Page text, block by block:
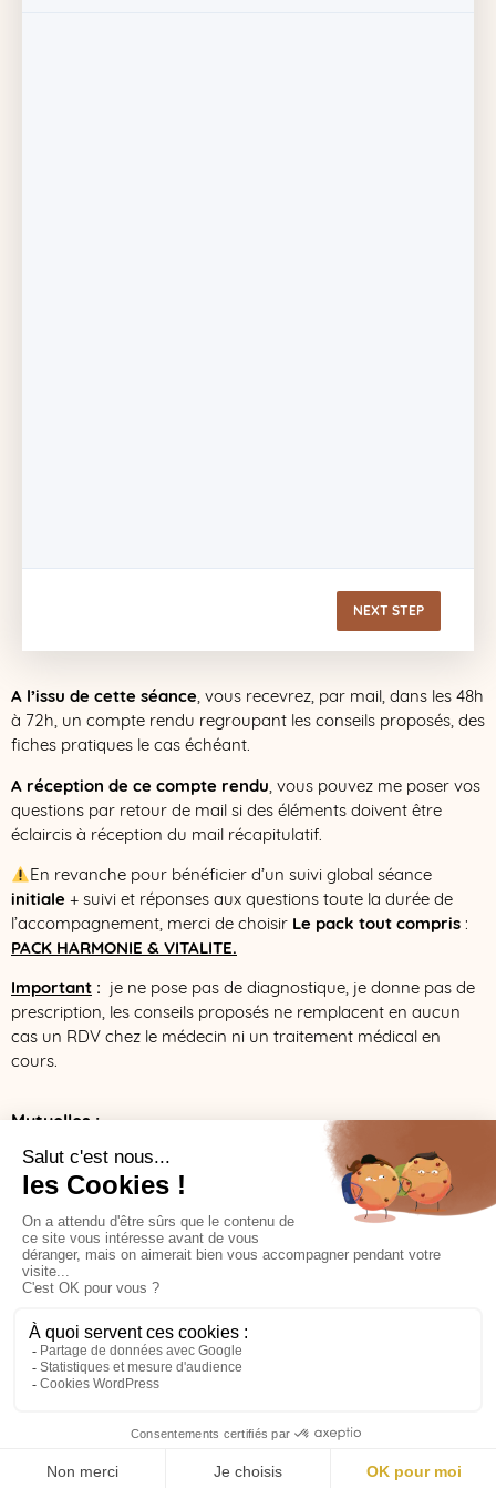
NEXT STEP
A l’issu de cette séance, vous recevrez, par mail, dans les 48h
à 72h, un compte rendu regroupant les conseils proposés, des
fiches pratiques le cas échéant.
A réception de ce compte rendu , vous pouvez me poser vos
questions par retour de mail si des éléments doivent être
éclaircis à réception du mail récapitulatif.
​En revanche pour bénéficier d’un suivi global séance
initiale + suivi et réponses aux questions toute la durée de
l’accompagnement, merci de choisir Le pack tout compris :
PACK HARMONIE & VITALITE.
Important : je ne pose pas de diagnostique, je donne pas de
prescription, les conseils proposés ne remplacent en aucun
cas un RDV chez le médecin ni un traitement médical en
cours.
Mutuelles :
Les consultations de naturopathie ne sont pas remboursées par la
sécurité sociale, cependant de plus en plus de mutuelles
remboursent totalement ou partiellement les frais de
naturopathie. N’hésitez pas à vous rapprocher de votre organisme
afin de connaître les modalités de votre contrat.
Une facture vous est remise à l’issue de votre séance que vous
pourrez leur transmettre.